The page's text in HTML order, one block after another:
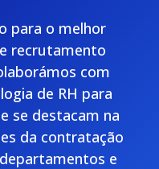
para o melhor
recrutamento
com
de RH para
se destacam na
da contratação
e